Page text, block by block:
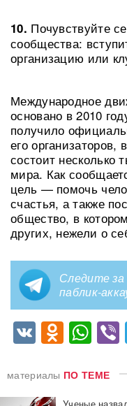
10. Почувствуйте
сообщества:
организацию или
Международное
основано в 2010
получило
его
состоит несколько
мира. Как
цель — помочь
счастья, а также
общество, в
других, нежели о
Следите
паблик-
VK
материалы ПО ТЕМЕ